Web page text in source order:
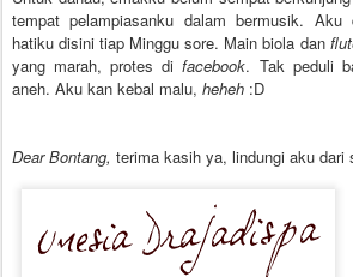
tempat pelampiasanku dalam bermusik.
hatiku disini tiap Minggu sore. Main biola dan
yang marah, protes difacebook. Tak peduli
aneh. Aku kan kebal malu, heheh :D
Dear Bontang, terima kasih ya, lindungi aku dari